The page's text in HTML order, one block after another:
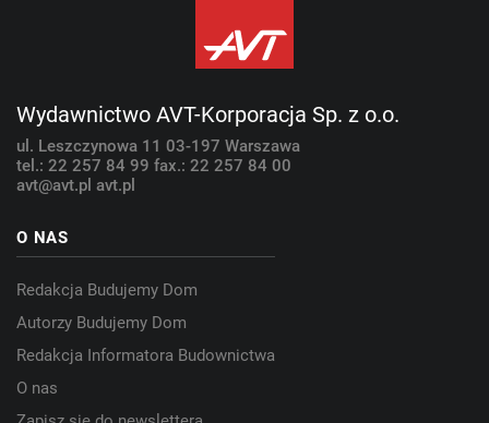
Wydawnictwo AVT-Korporacja Sp. z o.o.
ul. Leszczynowa 11 03-197 Warszawa
tel.: 22 257 84 99 fax.: 22 257 84 00
avt@avt.pl avt.pl
O NAS
Redakcja Budujemy Dom
Autorzy Budujemy Dom
Redakcja Informatora Budownictwa
O nas